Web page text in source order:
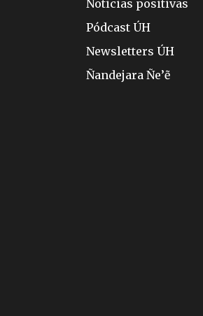
Noticias positivas
Pódcast ÚH
Newsletters ÚH
Ñandejara Ñe’ẽ